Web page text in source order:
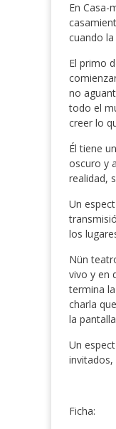
En Casa-
cuando
El primo
no
todo el
creer lo
Él tiene
oscuro y
realidad,
Un
los
Nün
vivo y en
termina
charla
la
Un
invitados,
Ficha: